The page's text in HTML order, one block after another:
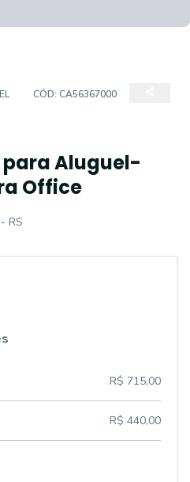
CÓD: CA56367000
Aluguel-
Office
RS
R$ 715,00
R$ 440,00